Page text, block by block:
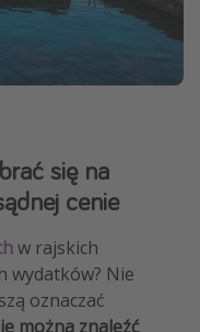
się na
cenie
w rajskich
wydatków? Nie
oznaczać
można znaleźć